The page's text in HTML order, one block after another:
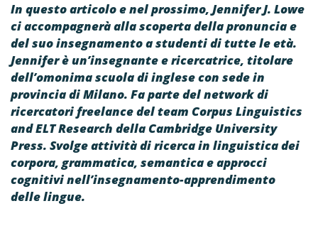
In questo articolo e nel prossimo, Jennifer J. Lowe
ci accompagnerà alla scoperta della pronuncia e
del suo insegnamento a studenti di tutte le età.
Jennifer è un’insegnante e ricercatrice, titolare
dell’omonima scuola di inglese con sede in
provincia di Milano. Fa parte del network di
ricercatori freelance del team Corpus Linguistics
and ELT Research della Cambridge University
Press. Svolge attività di ricerca in linguistica dei
corpora, grammatica, semantica e approcci
cognitivi nell’insegnamento-apprendimento
delle lingue.